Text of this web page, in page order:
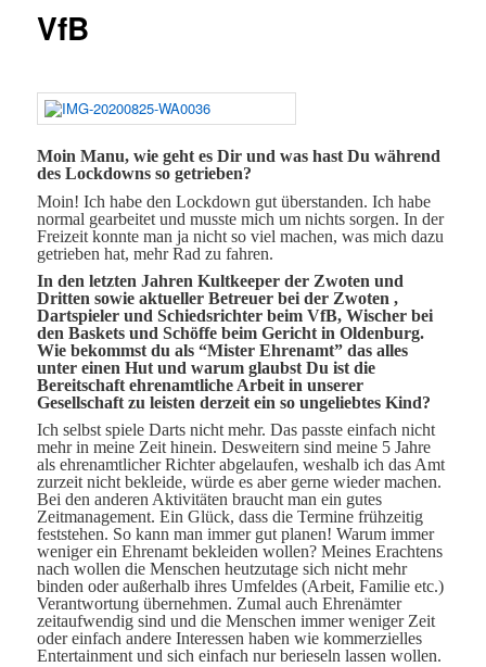
VfB
Moin Manu, wie geht es Dir und was hast Du während
des Lockdowns so getrieben?
Moin!Ich habe den Lockdown gut überstanden. Ich habe
normal gearbeitet und musste mich um nichts sorgen. In der
Freizeit konnte man ja nicht so viel machen, was mich dazu
getrieben hat, mehr Rad zu fahren.
In den letzten Jahren Kultkeeper der Zwoten und
Dritten sowie aktueller Betreuer bei der Zwoten ,
Dartspieler und Schiedsrichter beim VfB, Wischer bei
den Baskets und Schöffe beim Gericht in Oldenburg.
Wie bekommst du als “Mister Ehrenamt” das alles
unter einen Hut und warum glaubst Du ist die
Bereitschaft ehrenamtliche Arbeit in unserer
Gesellschaft zu leisten derzeit ein so ungeliebtes Kind?
Ich selbst spiele Darts nicht mehr. Das passte einfach nicht
mehr in meine Zeit hinein. Desweitern sind meine 5 Jahre
als ehrenamtlicher Richter abgelaufen, weshalb ich das Amt
zurzeit nicht bekleide, würde es aber gerne wieder machen.
Bei den anderen Aktivitäten braucht man ein gutes
Zeitmanagement. Ein Glück, dass die Termine frühzeitig
feststehen. So kann man immer gut planen! Warum immer
weniger ein Ehrenamt bekleiden wollen? Meines Erachtens
nach wollen die Menschen heutzutage sich nicht mehr
binden oder außerhalb ihres Umfeldes (Arbeit, Familie etc.)
Verantwortung übernehmen. Zumal auch Ehrenämter
zeitaufwendig sind und die Menschen immer weniger Zeit
oder einfach andere Interessen haben wie kommerzielles
Entertainment und sich einfach nur berieseln lassen wollen.